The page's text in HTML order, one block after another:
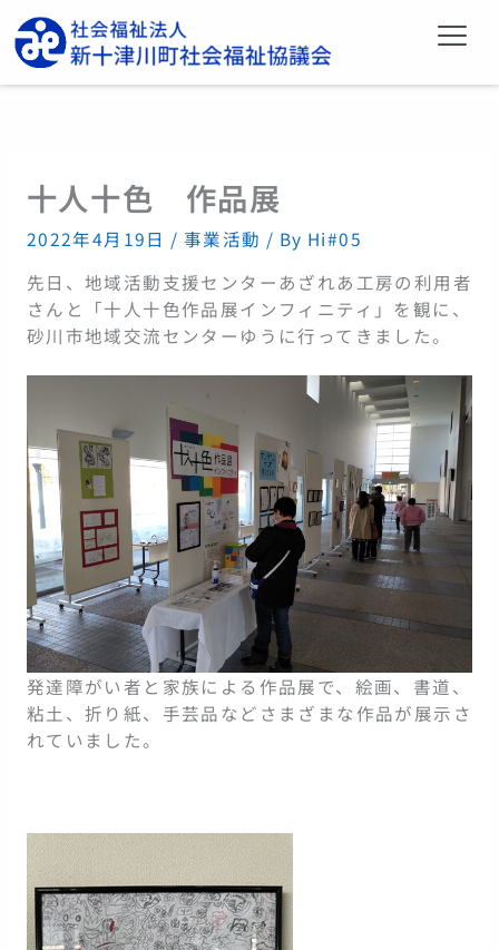
容
ス
メ
ニ
ー
十人十色 作品展
2022年4月19日 /事業活動 / By Hi#05
先日、地域活動支援センターあざれあ工房の利用者
さんと「十人十色作品展インフィニティ」を観に、
砂川市地域交流センターゆうに行ってきました。
発達障がい者と家族による作品展で、絵画、書道、
粘土、折り紙、手芸品などさまざまな作品が展示さ
れていました。